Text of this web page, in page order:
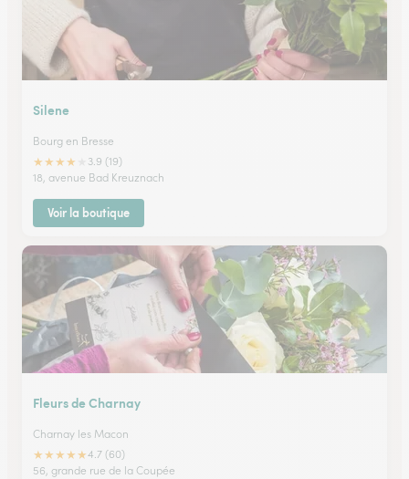
Silene
Bourg en Bresse
★★★★
3.9 (19)
18, avenue Bad Kreuznach
Voir la boutique
Fleurs de Charnay
Charnay les Macon
★★★★★4.7 (60)
56, grande rue de la Coupée